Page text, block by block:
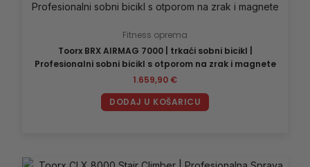
Fitness oprema
Toorx BRX AIRMAG 7000 | trkaći sobni bicikl |
Profesionalni sobni bicikl s otporom na zrak i magnete
1.659,90 €
DODAJ U KOŠARICU